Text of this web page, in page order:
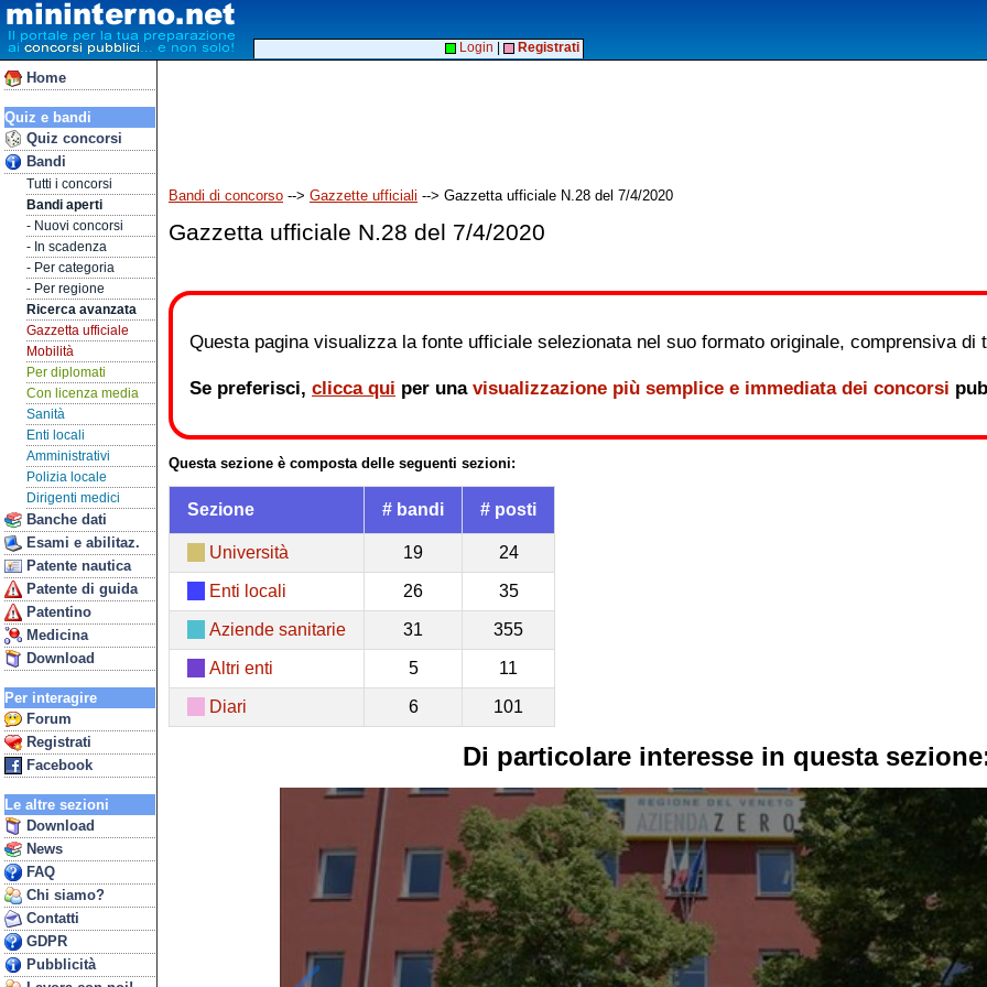
Home
Quiz e bandi
Quiz concorsi
Bandi
Tutti i concorsi
Bandi aperti
- Nuovi concorsi
- In scadenza
- Per categoria
- Per regione
Ricerca avanzata
Gazzetta ufficiale
Mobilità
Per diplomati
Con licenza media
Sanità
Enti locali
Amministrativi
Polizia locale
Dirigenti medici
Banche dati
Esami e abilitaz.
Patente nautica
Patente di guida
Patentino
Medicina
Download
Per interagire
Forum
Registrati
Facebook
Le altre sezioni
Download
News
FAQ
Chi siamo?
Contatti
GDPR
Pubblicità
Login Registrati
Bandi di concorso --> Gazzette ufficiali --> Gazzetta ufficiale N.28 del 7/4/2020
Gazzetta ufficiale N.28 del 7/4/2020
Questa pagina visualizza la fonte ufficiale selezionata nel suo formato originale, comprensiva
Se preferisci, clicca qui per una visualizzazione più semplice e immediata dei concorsi
Questa sezione è composta delle seguenti sezioni:
Sezione # bandi # posti
Università 19 24
Enti locali 26 35
Aziende sanitarie 31 355
Altri enti 5 11
Diari 6 101
Di particolare interesse in questa